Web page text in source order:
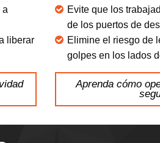
a
liberar
Evite que los
de los puertos de
Elimine el riesgo de
golpes en los lados
Aprenda cómo